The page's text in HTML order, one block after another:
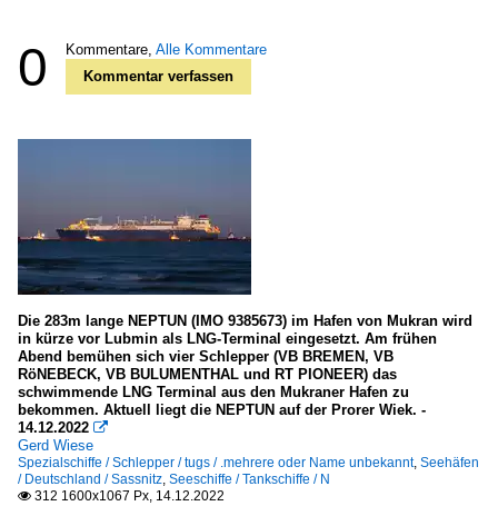
0 Kommentare, Alle Kommentare
Kommentar verfassen
Die 283m lange NEPTUN (IMO 9385673) im Hafen von Mukran wird
in kürze vor Lubmin als LNG-Terminal eingesetzt. Am frühen
Abend bemühen sich vier Schlepper (VB BREMEN, VB
RöNEBECK, VB BULUMENTHAL und RT PIONEER) das
schwimmende LNG Terminal aus den Mukraner Hafen zu
bekommen. Aktuell liegt die NEPTUN auf der Prorer Wiek. -
14.12.2022 
Gerd Wiese
Spezialschiffe / Schlepper / tugs / .mehrere oder Name unbekannt, Seehäfen
/ Deutschland / Sassnitz Seeschiffe / Tankschiffe / N
 312 1600x1067 Px, 14.12.2022